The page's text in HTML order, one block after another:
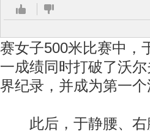
赛女子500米比赛中，
一成绩同时打破了沃
界纪录，并成为第一
此后，于静腰、右